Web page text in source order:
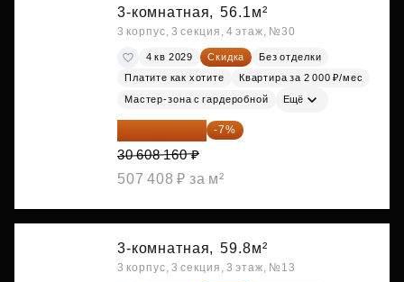
3-комнатная, 56.1м²
3 корпус, 3 секция, 4 этаж, №30
4 кв 2029 Скидка
Без отделки
Платите как хотите
Квартира за 2 000 ₽/мес
Мастер-зона с гардеробной Ещё
28 465 589 ₽ -7%
30 608 160 ₽
507 408 ₽ за м²
3-комнатная, 59.8м²
3 корпус, 3 секция, 3 этаж, №13